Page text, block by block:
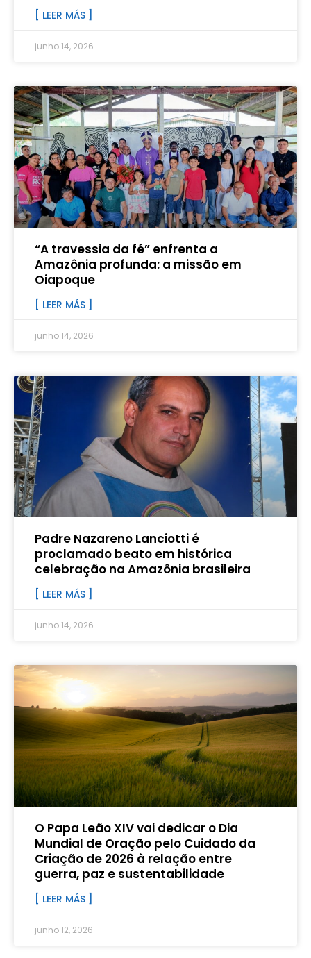
[ LEER MÁS ]
junho 14, 2026
“A travessia da fé” enfrenta a
Amazônia profunda: a missão em
Oiapoque
[ LEER MÁS ]
junho 14, 2026
Padre Nazareno Lanciotti é
proclamado beato em histórica
celebração na Amazônia brasileira
[ LEER MÁS ]
junho 14, 2026
O Papa Leão XIV vai dedicar o Dia
Mundial de Oração pelo Cuidado da
Criação de 2026 à relação entre
guerra, paz e sustentabilidade
[ LEER MÁS ]
junho 12, 2026